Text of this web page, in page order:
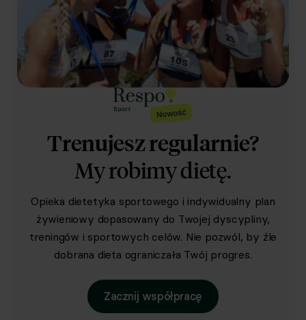
Trenujesz regularnie?
My robimy dietę.
Opieka dietetyka sportowego i indywidualny plan
żywieniowy dopasowany do Twojej dyscypliny,
treningów i sportowych celów. Nie pozwól, by źle
dobrana dieta ograniczała Twój progres.
Zacznij współpracę